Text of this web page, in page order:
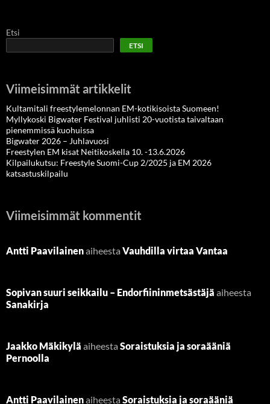
Etsi
ETSI
Viimeisimmät artikkelit
Kultamitali freestylemelonnan EM-kotikisoista Suomeen!
Myllykoski Bigwater Festival juhlisti 20-vuotista taivaltaan
pienemmissä kuohuissa
Bigwater 2026 – Juhlavuosi
Freestylen EM kisat Neitikoskella 10. -13.6.2026
Kilpailukutsu: Freestyle Suomi-Cup 2/2025 ja EM 2026
katsastuskilpailu
Viimeisimmät kommentit
Antti Paavilainenaiheesta Vauhdilla virtaa Vantaa
Sopivan suuri seikkailu – Endorfiininmetsästäjä aiheesta
Sanakirja
Jaakko Mäkikylä aiheesta Soraistuksia ja soraääniä
Pernoolla
Antti Paavilainenaiheesta Soraistuksia ja soraääniä